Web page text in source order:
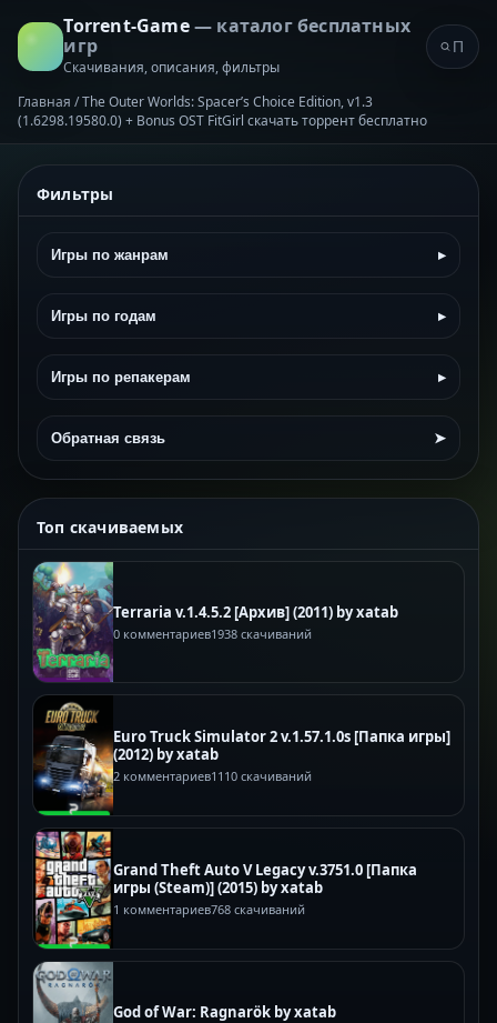
Torrent-Game— каталог бесплатных
игр
Скачивания, описания, фильтры
Главная /The Outer Worlds: Spacer’s Choice Edition, v1.3
(1.6298.19580.0) + Bonus OST FitGirl скачать торрент бесплатно
Фильтры
Игры по жанрам ▸
Игры по годам ▸
Игры по репакерам ▸
Обратная связь ➤
Топ скачиваемых
Terraria v.1.4.5.2 [Архив] (2011) by xatab
0 комментариев1938 скачиваний
Euro Truck Simulator 2 v.1.57.1.0s [Папка игры]
(2012) by xatab
2 комментариев1110 скачиваний
Grand Theft Auto V Legacy v.3751.0 [Папка
игры (Steam)] (2015) by xatab
1 комментариев768 скачиваний
God of War: Ragnarök by xatab